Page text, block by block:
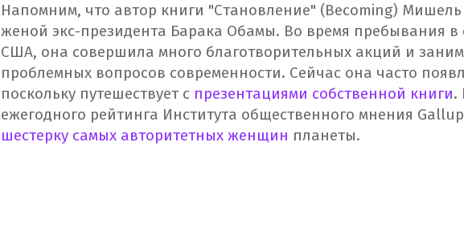
Напомним, что автор книги "Становление" (Becoming) Мишель
женой экс-президента Барака Обамы. Во время пребывания в
США, она совершила много благотворительных акций и
проблемных вопросов современности. Сейчас она часто
поскольку путешествует с презентациями собственной книги.
ежегодного рейтинга Института общественного мнения
шестерку самых авторитетных женщин планеты.